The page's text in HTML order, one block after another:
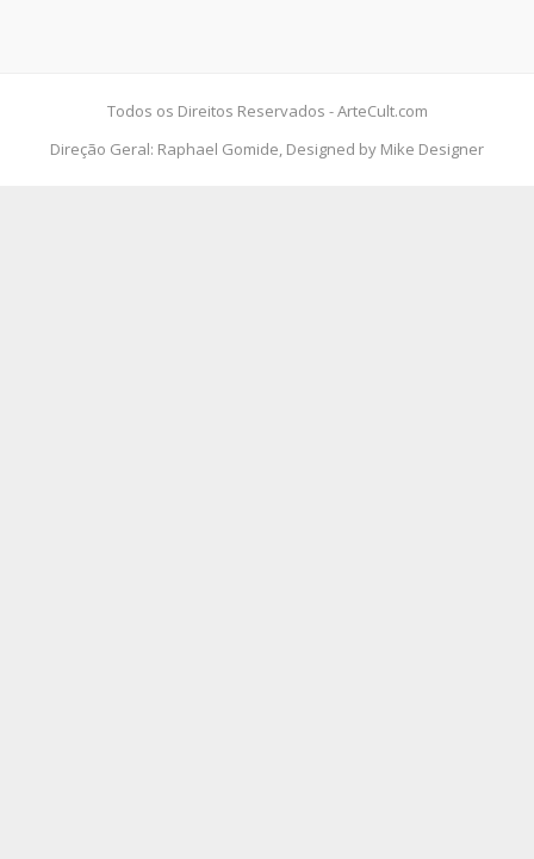
Todos os Direitos Reservados - ArteCult.com
Direção Geral: Raphael Gomide, Designed by Mike Designer